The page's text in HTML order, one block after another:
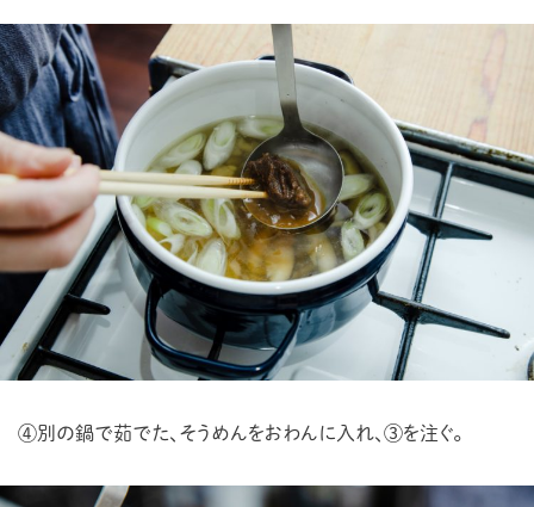
④別の鍋で茹でた、そうめんをおわんに入れ、③を注ぐ。